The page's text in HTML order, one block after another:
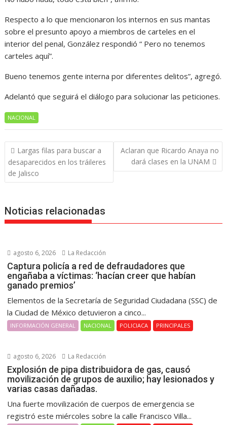
Respecto a lo que mencionaron los internos en sus mantas
sobre el presunto apoyo a miembros de carteles en el
interior del penal, González respondió “ Pero no tenemos
carteles aquí”.
Bueno tenemos gente interna por diferentes delitos”, agregó.
Adelantó que seguirá el diálogo para solucionar las peticiones.
NACIONAL
Navegación
de
entradas
Largas filas para buscar a
desaparecidos en los tráileres
de Jalisco
Aclaran que Ricardo Anaya no
dará clases en la UNAM
Noticias relacionadas
agosto 6, 2026 La Redacción
Captura policía a red de defraudadores que
engañaba a víctimas: ‘hacían creer que habían
ganado premios’
Elementos de la Secretaría de Seguridad Ciudadana (SSC) de
la Ciudad de México detuvieron a cinco...
INFORMACIÓN GENERAL NACIONAL POLICIACA PRINCIPALES
agosto 6, 2026 La Redacción
Explosión de pipa distribuidora de gas, causó
movilización de grupos de auxilio; hay lesionados y
varias casas dañadas.
Una fuerte movilización de cuerpos de emergencia se
registró este miércoles sobre la calle Francisco Villa...